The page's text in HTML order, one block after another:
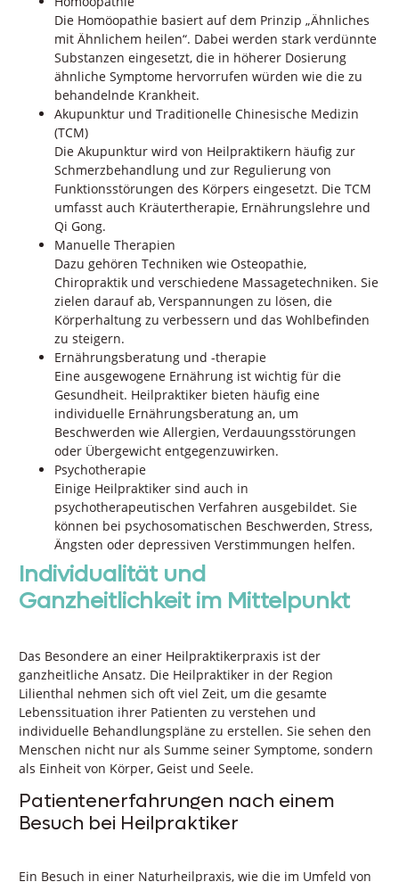
Die Homöopathie basiert auf dem Prinzip „Ähnliches
mit Ähnlichem heilen“. Dabei werden stark verdünnte
Substanzen eingesetzt, die in höherer Dosierung
ähnliche Symptome hervorrufen würden wie die zu
behandelnde Krankheit.
Akupunktur und Traditionelle Chinesische Medizin
(TCM)
Die Akupunktur wird von Heilpraktikern häufig zur
Schmerzbehandlung und zur Regulierung von
Funktionsstörungen des Körpers eingesetzt. Die TCM
umfasst auch Kräutertherapie, Ernährungslehre und
Qi Gong.
Manuelle Therapien
Dazu gehören Techniken wie Osteopathie,
Chiropraktik und verschiedene Massagetechniken. Sie
zielen darauf ab, Verspannungen zu lösen, die
Körperhaltung zu verbessern und das Wohlbefinden
zu steigern.
Ernährungsberatung und -therapie
Eine ausgewogene Ernährung ist wichtig für die
Gesundheit. Heilpraktiker bieten häufig eine
individuelle Ernährungsberatung an, um
Beschwerden wie Allergien, Verdauungsstörungen
oder Übergewicht entgegenzuwirken.
Psychotherapie
Einige Heilpraktiker sind auch in
psychotherapeutischen Verfahren ausgebildet. Sie
können bei psychosomatischen Beschwerden, Stress,
Ängsten oder depressiven Verstimmungen helfen.
Individualität und
Ganzheitlichkeit im Mittelpunkt
Das Besondere an einer Heilpraktikerpraxis ist der
ganzheitliche Ansatz. Die Heilpraktiker in der Region
Lilienthal nehmen sich oft viel Zeit, um die gesamte
Lebenssituation ihrer Patienten zu verstehen und
individuelle Behandlungspläne zu erstellen. Sie sehen den
Menschen nicht nur als Summe seiner Symptome, sondern
als Einheit von Körper, Geist und Seele.
Patientenerfahrungen nach einem
Besuch bei Heilpraktiker
Ein Besuch in einer Naturheilpraxis, wie die im Umfeld von